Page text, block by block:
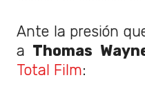
Ante la presión
a Thomas
Total Film: